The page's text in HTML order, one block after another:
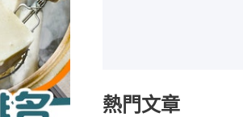
熱門文章